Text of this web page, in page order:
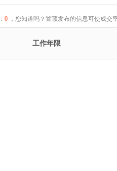
0，您知道吗？置顶发布的信息可使成交
工作年限